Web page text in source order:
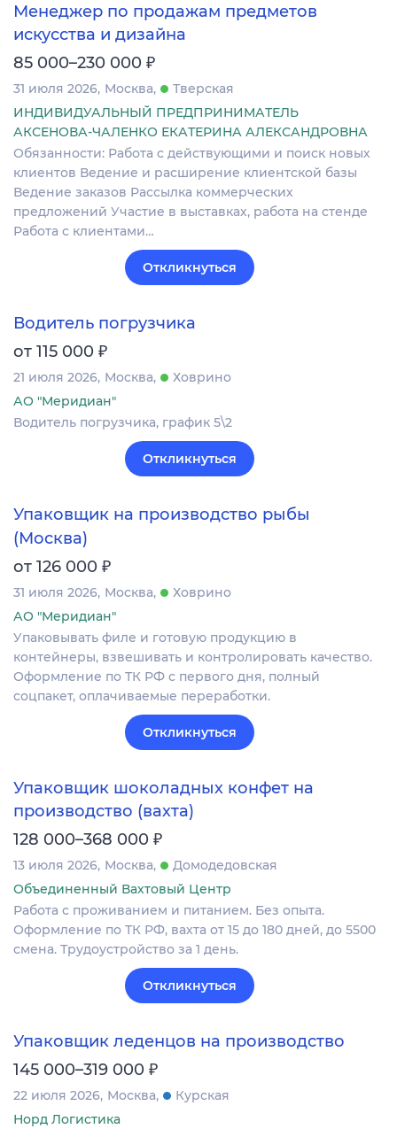
Менеджер по продажам предметов
искусства и дизайна
85 000–230 000 ₽
31 июля 2026 Москва
Тверская
ИНДИВИДУАЛЬНЫЙ ПРЕДПРИНИМАТЕЛЬ
АКСЕНОВА-ЧАЛЕНКО ЕКАТЕРИНА АЛЕКСАНДРОВНА
Обязанности: Работа с действующими и поиск новых
клиентов Ведение и расширение клиентской базы
Ведение заказов Рассылка коммерческих
предложений Участие в выставках, работа на стенде
Работа с клиентами…
Откликнуться
Водитель погрузчика
от 115 000 ₽
21 июля 2026 Москва
Ховрино
АО "Меридиан"
Водитель погрузчика, график 5\2
Откликнуться
Упаковщик на производство рыбы
(Москва)
от 126 000 ₽
31 июля 2026 Москва
Ховрино
АО "Меридиан"
Упаковывать филе и готовую продукцию в
контейнеры, взвешивать и контролировать качество.
Оформление по ТК РФ с первого дня, полный
соцпакет, оплачиваемые переработки.
Откликнуться
Упаковщик шоколадных конфет на
производство (вахта)
128 000–368 000 ₽
13 июля 2026 Москва
Домодедовская
Объединенный Вахтовый Центр
Работа с проживанием и питанием. Без опыта.
Оформление по ТК РФ, вахта от 15 до 180 дней, до 5500
смена. Трудоустройство за 1 день.
Откликнуться
Упаковщик леденцов на производство
145 000–319 000 ₽
22 июля 2026 Москва
Курская
Норд Логистика